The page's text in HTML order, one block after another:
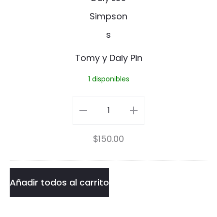
y
y
l
P
i
n
Tomy y Daly Pin
1 disponibles
Tomy
y
Daly
Pin
cantidad
$150.00
Añadir todos al carrito